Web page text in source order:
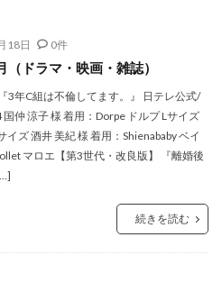
18日 0件
ドラマ・映画・雑誌）
3年C組は不倫してます。』 日テレ公式/
仲 涼子 様 着用：Dorpe ドルプ Lサイズ
ズ 酒井 美紀 様 着用：Shienababy ベイ
マロエ【第3世代・改良版】 『離婚後
続きを読む